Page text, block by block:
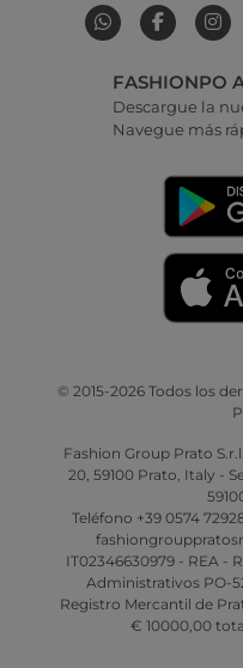
FASHIONPO
Descargue la
Navegue más
© 2015-2026 Todos los
Fashion Group Prato
20, 59100 Prato, Italy -
Teléfono +39 0574
IT02346630979 - REA -
Administrativos PO-
Registro Mercantil de
€ 10000,00